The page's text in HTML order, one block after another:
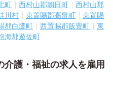
町 西村山郡朝日町
西村山郡
川村 東置賜郡高畠町
東置賜
郡白鷹町 西置賜郡飯豊町
東
海郡遊佐町
護・福祉の求人を雇用